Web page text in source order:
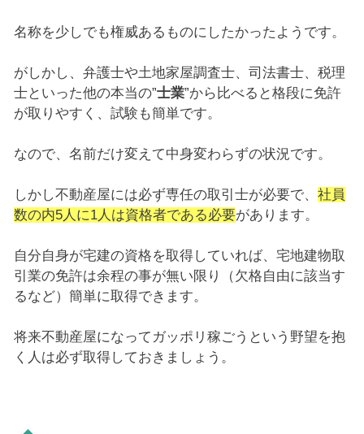
名称を少しでも権威あるものにしたかったようです。
がしかし、弁護士や土地家屋調査士、司法書士、税理
士といった他の本当の”士業”から比べると格段に免許
が取りやすく、試験も簡単です。
なので、名前だけ変えて中身変わらずの状況です。
しかし不動産屋には必ず専任の取引士が必要で、 社員
数の内5人に1人は資格者である必要があります。
自分自身が宅建の資格を取得していれば、宅地建物取
引業の免許は余程の事が無い限り（欠格自由に該当す
るなど）簡単に取得できます。
将来不動産屋になってガッポリ稼ごうという野望を抱
く人は必ず取得しておきましょう。